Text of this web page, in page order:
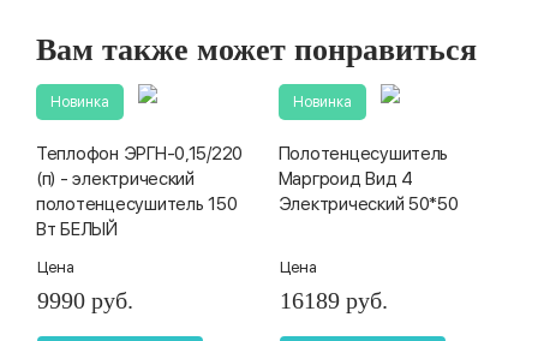
Вам также может понравиться
Новинка
Теплофон ЭРГН-0,15/220
(п) - электрический
полотенцесушитель 150
Вт БЕЛЫЙ
Цена
9990 руб.
Новинка
Полотенцесушитель
Маргроид Вид 4
Электрический 50*50
Цена
16189 руб.